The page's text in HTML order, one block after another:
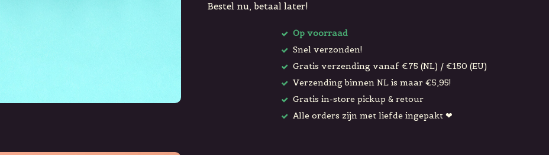
Bestel nu, betaal later!
Op voorraad
Snel verzonden!
Gratis verzending vanaf €75 (NL) / €150 (EU)
Verzending binnen NL is maar €5,95!
Gratis in-store pickup & retour
Alle orders zijn met liefde ingepakt ❤